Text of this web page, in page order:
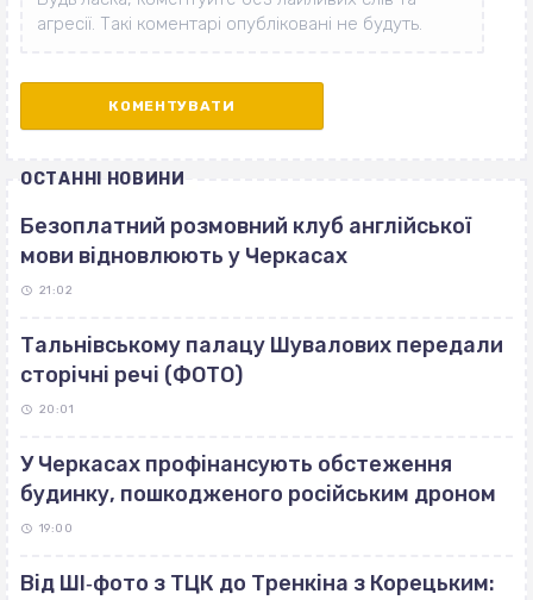
ОСТАННІ НОВИНИ
Безоплатний розмовний клуб англійської
мови відновлюють у Черкасах
21:02
Тальнівському палацу Шувалових передали
сторічні речі (ФОТО)
20:01
У Черкасах профінансують обстеження
будинку, пошкодженого російським дроном
19:00
Від ШІ‐фото з ТЦК до Тренкіна з Корецьким: